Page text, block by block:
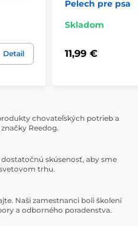
Detail
Pelech pre psa
Skladom
11,99 €
chovateľských potrieb a
Reedog.
skúsenosť, aby sme
trhu.
Naši zamestnanci boli školení
a odborného poradenstva.